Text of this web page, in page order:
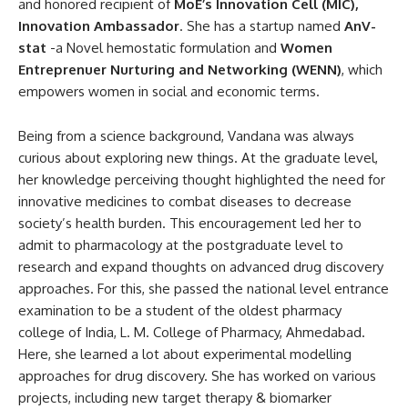
and honored recipient of MoE’s Innovation Cell (MIC),
Innovation Ambassador. She has a startup named AnV-
stat -a Novel hemostatic formulation and Women
Entreprenuer Nurturing and Networking (WENN), which
empowers women in social and economic terms.
Being from a science background, Vandana was always
curious about exploring new things. At the graduate level,
her knowledge perceiving thought highlighted the need for
innovative medicines to combat diseases to decrease
society’s health burden. This encouragement led her to
admit to pharmacology at the postgraduate level to
research and expand thoughts on advanced drug discovery
approaches. For this, she passed the national level entrance
examination to be a student of the oldest pharmacy
college of India, L. M. College of Pharmacy, Ahmedabad.
Here, she learned a lot about experimental modelling
approaches for drug discovery. She has worked on various
projects, including new target therapy & biomarker